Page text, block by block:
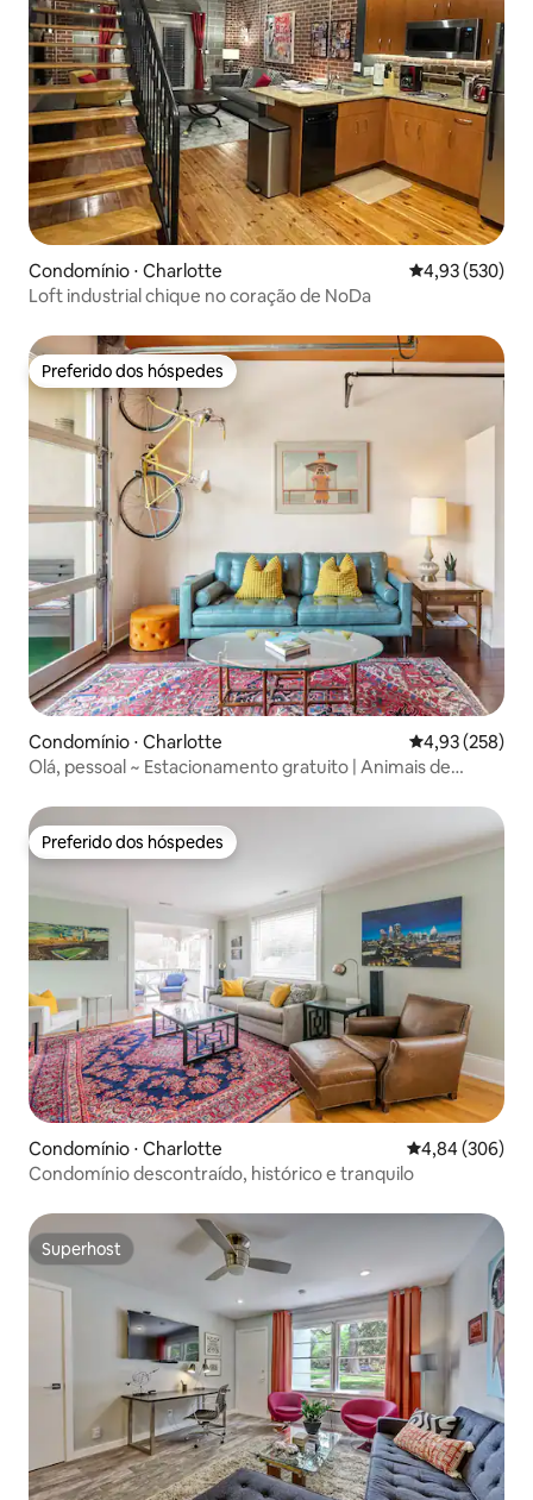
Condomínio ⋅ Charlotte 4,93 de uma
4,93 (530)
Loft industrial chique no coração de NoDa
Preferido dos hóspedes
Preferido dos hóspedes
Condomínio ⋅ Charlotte 4,93 de uma
4,93 (258)
Olá, pessoal ~ Estacionamento gratuito | Animais de
Preferido dos hóspedes
Preferido dos hóspedes
Condomínio ⋅ Charlotte 4,84 de uma
4,84 (306)
Condomínio descontraído, histórico e tranquilo
Superhost
Superhost